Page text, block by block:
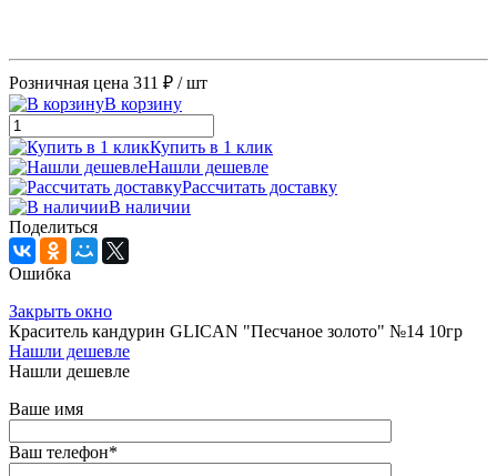
Розничная цена 311 ₽ / шт
В корзину
Купить в 1 клик
Нашли дешевле
Рассчитать доставку
В наличии
Поделиться
Ошибка
Закрыть окно
Краситель кандурин GLICAN "Песчаное золото" №14 10гр
Нашли дешевле
Нашли дешевле
Ваше имя
Ваш телефон*